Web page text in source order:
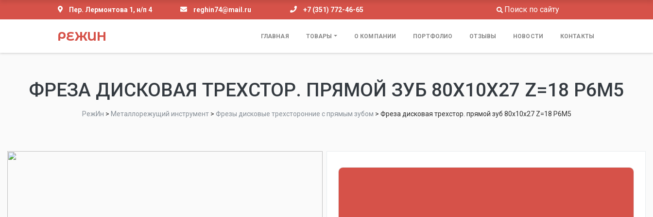
Пер. Лермонтова 1, н/п 4 reghin74@mail.ru +7 (351) 772-46-65 Поиск по сайту
РЕЖИН ГЛАВНАЯ ТОВАРЫ О КОМПАНИИ ПОРТФОЛИО ОТЗЫВЫ НОВОСТИ КОНТАКТЫ
ФРЕЗА ДИСКОВАЯ ТРЕХСТОР. ПРЯМОЙ ЗУБ 80Х10Х27 Z=18 Р6М5
РежИн > Металлорежущий инструмент> Фрезы дисковые трехсторонние с прямым зубом > Фреза дисковая трехстор. прямой зуб 80х10х27 Z=18 Р6М5